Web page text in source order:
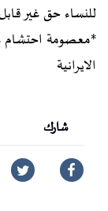
للنساء حق غير
*معصومة احتشام
الايرانية
شارك